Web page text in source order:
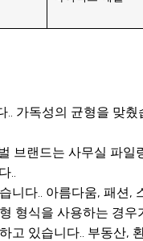
.. 가독성의 균형을 맞
브랜드는 사무실 파일
..
니다.. 아름다움, 패션,
형식을 사용하는 경우
고 있습니다.. 부동산,